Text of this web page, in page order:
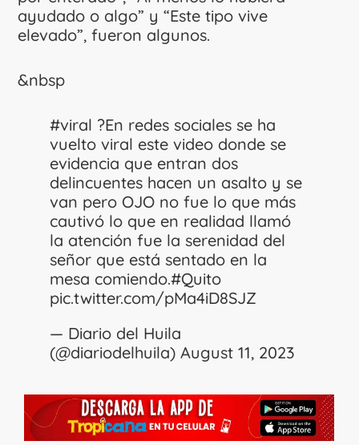
ayudado o algo” y “Este tipo vive
elevado”, fueron algunos.
&nbsp
#viral ?En redes sociales se ha
vuelto viral este video donde se
evidencia que entran dos
delincuentes hacen un asalto y se
van pero OJO no fue lo que más
cautivó lo que en realidad llamó
la atención fue la serenidad del
señor que está sentado en la
mesa comiendo.#Quito
pic.twitter.com/pMa4iD8SJZ
— Diario del Huila
(@diariodelhuila)August 11, 2023